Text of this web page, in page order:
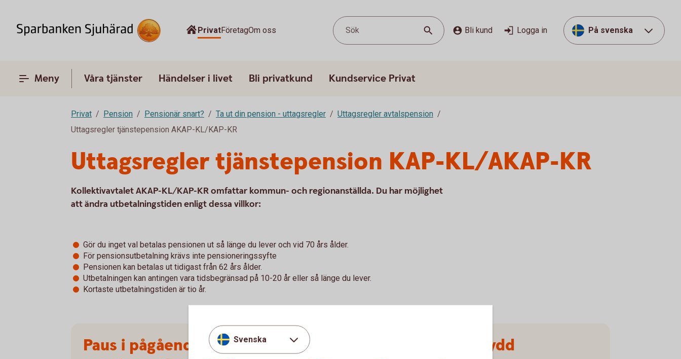
PrivatFöretagOm oss Sök Bli kund Logga in På svenska
Meny Våra tjänster Händelser i livet Bli privatkund Kundservice Privat
Privat Pension Pensionär snart? Ta ut din pension - uttagsregler
Uttagsregler avtalspension
Uttagsregler tjänstepension AKAP-KL/KAP-KR
Uttagsregler tjänstepension KAP-KL/AKAP-KR
Kollektivavtalet AKAP-KL/KAP-KR omfattar kommun- och regionanställda. Du har möjlighet
att ändra utbetalningstiden enligt dessa villkor:
Gör du inget val betalas pensionen ut så länge du lever och vid 70 års ålder.
För pensionsutbetalning krävs inte pensioneringssyfte
Pensionen kan betalas ut tidigast från 62 års ålder.
Utbetalningen kan antingen vara tidsbegränsad på 10-20 år eller så länge du lever.
Kortaste utbetalningstiden är tio år.
Paus i pågående
Återbetalningsskydd
Svenska